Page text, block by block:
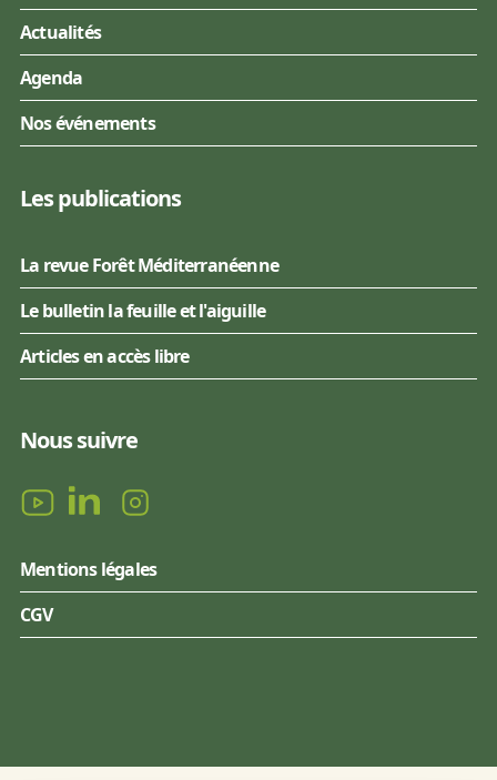
Actualités
Agenda
Nos événements
Les publications
La revue Forêt Méditerranéenne
Le bulletin la feuille et l'aiguille
Articles en accès libre
Nous suivre
Mentions légales
CGV